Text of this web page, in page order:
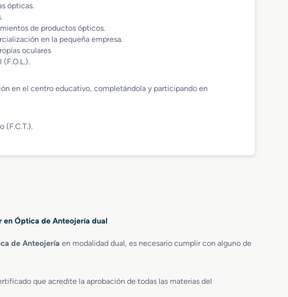
ópticas.
de productos ópticos.
en la pequeña empresa.
oculares
en el centro educativo, completándola y participando en
(F.C.T.).
en Óptica de Anteojería dual
de Anteojería en modalidad dual, es necesario cumplir con alguno de
que acredite la aprobación de todas las materias del